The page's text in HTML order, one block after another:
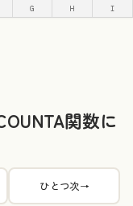
G H I
関数に
ひとつ次→